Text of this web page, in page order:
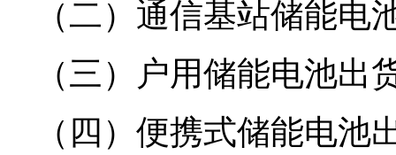
（二）通信基站储能电
（三）户用储能电池出
（四）便携式储能电池